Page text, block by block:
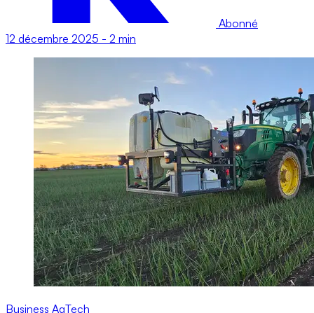
Abonné
12 décembre 2025 - 2 min
Business AgTech